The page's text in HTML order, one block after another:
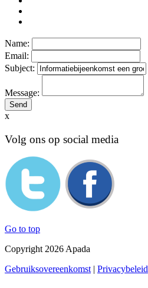
Name:
Email:
Subject:
Message:
x
Volg ons op social media
Go to top
Copyright 2026 Apada
Gebruiksovereenkomst | Privacybeleid